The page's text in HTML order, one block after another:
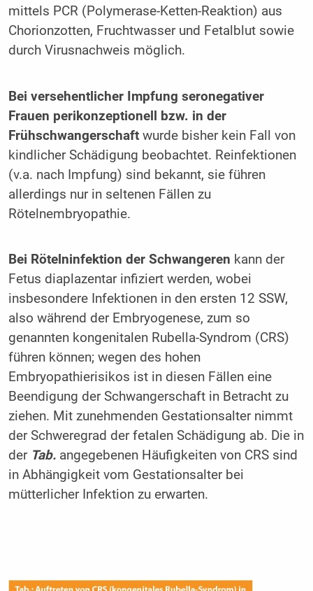
mittels PCR (Polymerase-Ketten-Reaktion) aus
Chorionzotten, Fruchtwasser und Fetalblut sowie
durch Virusnachweis möglich.
Bei versehentlicher Impfung seronegativer
Frauen perikonzeptionell bzw. in der
Frühschwangerschaftwurde bisher kein Fall von
kindlicher Schädigung beobachtet. Reinfektionen
(v.a. nach Impfung) sind bekannt, sie führen
allerdings nur in seltenen Fällen zu
Rötelnembryopathie.
Bei Rötelninfektion der Schwangeren kann der
Fetus diaplazentar infiziert werden, wobei
insbesondere Infektionen in den ersten 12 SSW,
also während der Embryogenese, zum so
genannten kongenitalen Rubella-Syndrom (CRS)
führen können; wegen des hohen
Embryopathierisikos ist in diesen Fällen eine
Beendigung der Schwangerschaft in Betracht zu
ziehen. Mit zunehmenden Gestationsalter nimmt
der Schweregrad der fetalen Schädigung ab. Die in
der Tab.angegebenen Häufigkeiten von CRS sind
in Abhängigkeit vom Gestationsalter bei
mütterlicher Infektion zu erwarten.